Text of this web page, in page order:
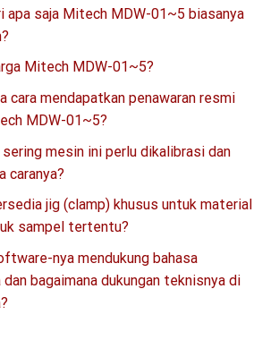
apa saja Mitech MDW-01~5 biasanya
Mitech MDW-01~5?
cara mendapatkan penawaran resmi
MDW-01~5?
mesin ini perlu dikalibrasi dan
caranya?
jig (clamp) khusus untuk material
sampel tertentu?
nya mendukung bahasa
bagaimana dukungan teknisnya di